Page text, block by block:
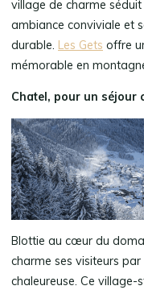
village de charme
ambiance conviviale et
durable. Les Gets offre
mémorable en
Chatel, pour un séjour
Blottie au cœur du
charme ses visiteurs
chaleureuse. Ce